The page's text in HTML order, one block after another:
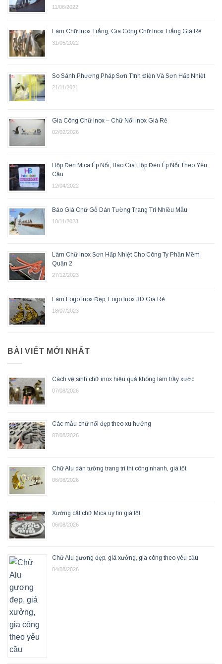
11/06/2022
Làm Chữ Inox Trắng, Gia Công Chữ Inox Trắng Giá Rẻ
31/05/2022
So Sánh Phương Pháp Sơn Tĩnh Điện Và Sơn Hấp Nhiệt
21/11/2021
Gia Công Chữ Inox – Chữ Nổi Inox Giá Rẻ
02/02/2026
Hộp Đèn Mica Ép Nổi, Báo Giá Hộp Đèn Ép Nổi Theo Yêu
Cầu
12/04/2022
Báo Giá Chữ Gỗ Dán Tường Trang Trí Nhiều Mẫu
10/11/2023
Làm Chữ Inox Sơn Hấp Nhiệt Cho Công Ty Phần Mềm
Quận 2
27/12/2023
Làm Logo Inox Đẹp, Logo Inox 3D Giá Rẻ
18/07/2023
BÀI VIẾT MỚI NHẤT
Cách vệ sinh chữ inox hiệu quả không làm trầy xước
07/08/2026
Các mẫu chữ nổi đẹp theo xu hướng
07/08/2026
Chữ Alu dán tường trang trí thi công nhanh, giá tốt
06/08/2026
Xưởng cắt chữ Mica uy tín giá tốt
06/08/2026
Chữ Alu gương đẹp, giá xưởng, gia công theo yêu cầu
04/08/2026